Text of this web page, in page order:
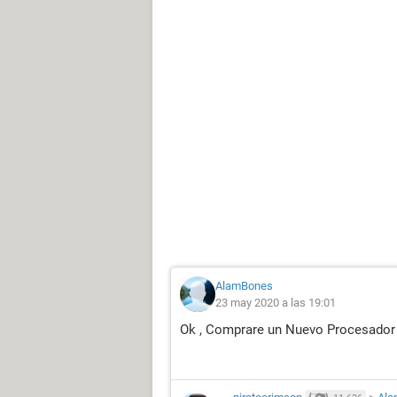
AlamBones
23 may 2020 a las 19:01
Ok , Comprare un Nuevo Procesador